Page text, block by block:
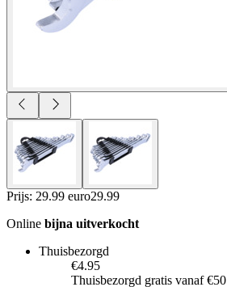
Prijs: 29.99 euro29.99
Online bijna uitverkocht
Thuisbezorgd
€4.95
Thuisbezorgd gratis vanaf €50